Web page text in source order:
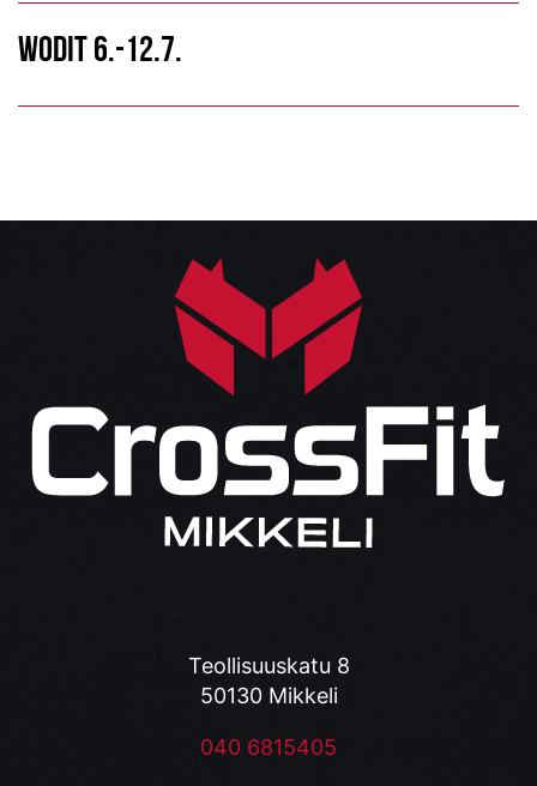
WODIT 6.-12.7.
Teollisuuskatu 8
50130 Mikkeli
040 6815405